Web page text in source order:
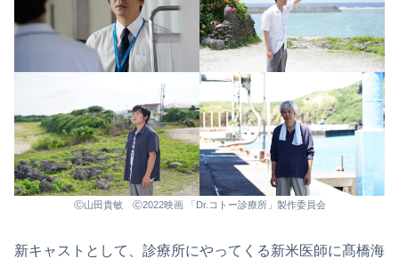
Ⓒ山田貴敏 Ⓒ2022映画 「Dr.コトー診療所」製作委員会
新キャストとして、診療所にやってくる新米医師に髙橋海